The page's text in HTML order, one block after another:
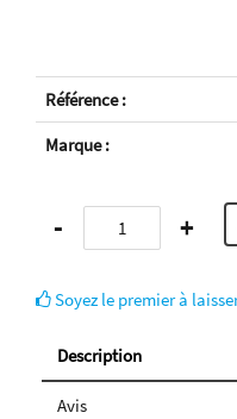
Référence :
Marque :
- +
Soyez le premier à
Description
Avis